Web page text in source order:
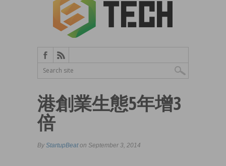
港創業生態5年增3
倍
By StartupBeaton September 3, 2014